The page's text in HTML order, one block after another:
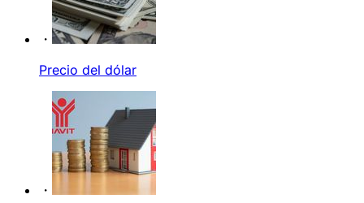
Precio del dólar